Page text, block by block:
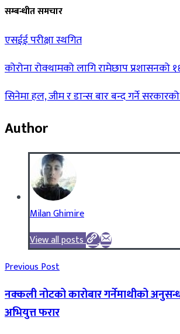
सम्बन्धीत समचार
एसईई परीक्षा स्थगित
कोरोना रोक्थामको लागि रामेछाप प्रशासनको
सिनेमा हल, जीम र डान्स बार बन्द गर्ने
Author
Milan Ghimire
View all posts
Previous Post
नक्कली नोटको कारोबार गर्नेमाथीको
अभियुत्त फरार